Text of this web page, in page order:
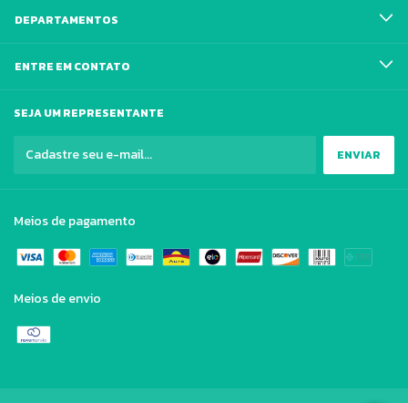
DEPARTAMENTOS
ENTRE EM CONTATO
SEJA UM REPRESENTANTE
Meios de pagamento
Meios de envio